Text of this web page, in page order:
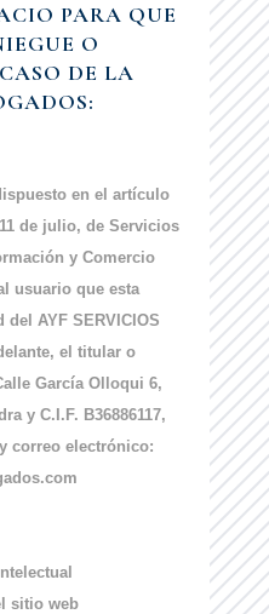
PARA QUE
O
DE LA
en el artículo
de julio, de Servicios
y Comercio
usuario que esta
AYF SERVICIOS
el titular o
García Olloqui 6,
y C.I.F. B36886117,
correo electrónico:
sitio web